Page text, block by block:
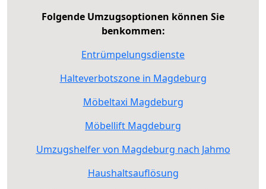
Folgende Umzugsoptionen können Sie
benkommen:
Entrümpelungsdienste
Halteverbotszone in Magdeburg
Möbeltaxi Magdeburg
Möbellift Magdeburg
Umzugshelfer von Magdeburg nach Jahmo
Haushaltsauflösung